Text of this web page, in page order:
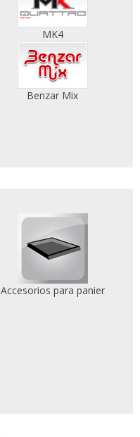
MK4
Benzar Mix
Accesorios para panier